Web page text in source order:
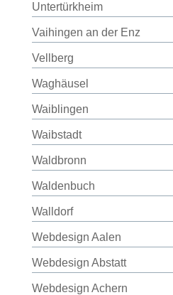
Untertürkheim
Vaihingen an der Enz
Vellberg
Waghäusel
Waiblingen
Waibstadt
Waldbronn
Waldenbuch
Walldorf
Webdesign Aalen
Webdesign Abstatt
Webdesign Achern